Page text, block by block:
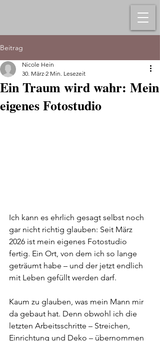
Beitrag
Ein Traum wird wahr: Mein
eigenes Fotostudio
Nicole Hein
30. März 2 Min. Lesezeit
Ich kann es ehrlich gesagt selbst noch
gar nicht richtig glauben: Seit März
2026 ist mein eigenes Fotostudio
fertig. Ein Ort, von dem ich so lange
geträumt habe – und der jetzt endlich
mit Leben gefüllt werden darf.
Kaum zu glauben, was mein Mann mir
da gebaut hat. Denn obwohl ich die
letzten Arbeitsschritte – Streichen,
Einrichtung und Deko – übernommen